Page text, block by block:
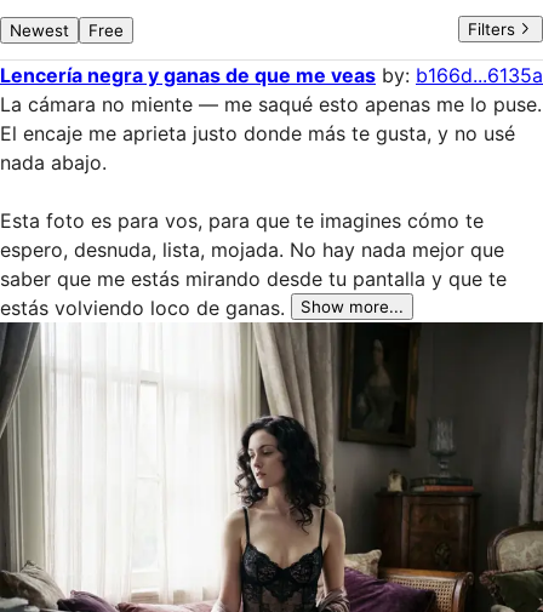
Newest Free Filters
Lencería negra y ganas de que me veas by: b166d...6135a
La cámara no miente — me saqué esto apenas me lo puse.
El encaje me aprieta justo donde más te gusta, y no usé
nada abajo.
Esta foto es para vos, para que te imagines cómo te
espero, desnuda, lista, mojada. No hay nada mejor que
saber que me estás mirando desde tu pantalla y que te
estás volviendo loco de ganas.
Show more...